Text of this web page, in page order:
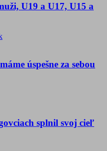
U19 a U17, U15 a
úspešne za sebou
splnil svoj cieľ